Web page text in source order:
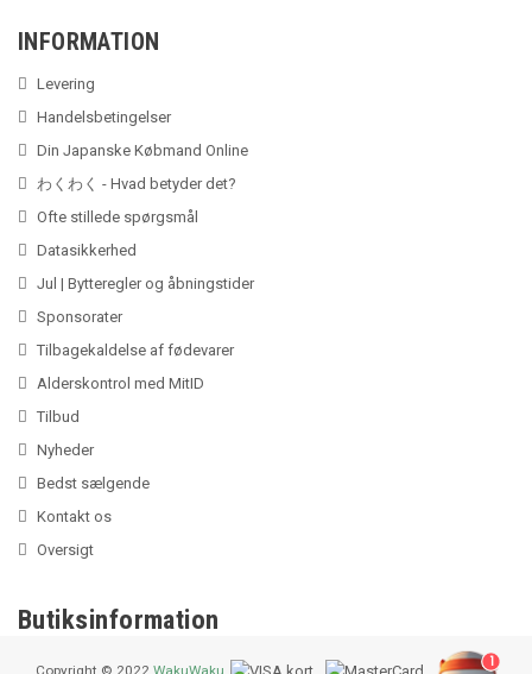
INFORMATION
Levering
Handelsbetingelser
Din Japanske Købmand Online
わくわく - Hvad betyder det?
Ofte stillede spørgsmål
Datasikkerhed
Jul | Bytteregler og åbningstider
Sponsorater
Tilbagekaldelse af fødevarer
Alderskontrol med MitID
Tilbud
Nyheder
Bedst sælgende
Kontakt os
Oversigt
Butiksinformation
1